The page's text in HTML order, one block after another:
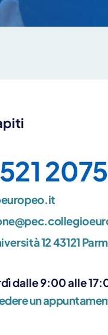
12 43121
dalle 9:00 alle
un